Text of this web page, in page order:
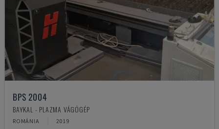
BPS 2004
BAYKAL - PLAZMA VÁGÓGÉP
ROMÁNIA 2019